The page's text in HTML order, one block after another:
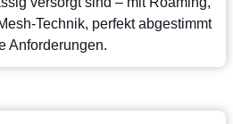
Technik, perfekt abgestimmt
Anforderungen.